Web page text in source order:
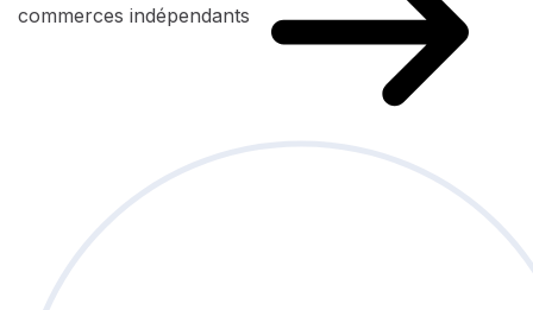
commerces indépendants